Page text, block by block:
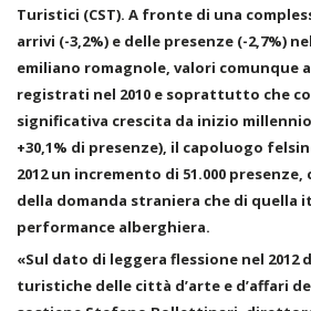
Turistici (CST). A fronte di una
arrivi (-3,2%) e delle presenze (-2,7%)
emiliano romagnole, valori comunque
registrati nel 2010 e soprattutto che
significativa crescita da inizio millennio
+30,1% di presenze), il capoluogo
2012 un incremento di 51.000
della domanda straniera che di quella
performance alberghiera.
«Sul dato di leggera flessione nel 2012
turistiche delle città d’arte e d’affari